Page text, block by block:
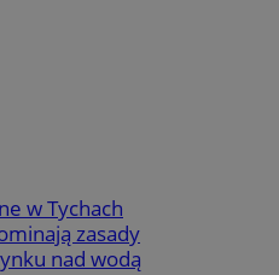
w Tychach
zasady
nad wodą